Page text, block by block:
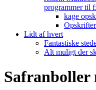
programmer til
kage
Lidt af hvert
Fantastiske
Alt muligt der
Safranboller